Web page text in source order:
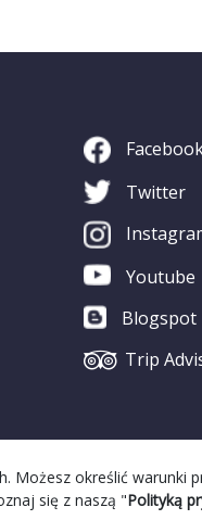
Możesz określić warunki
się z naszą "Polityką
Twitter
Youtube
Blogspot
Trip
|| Strona WCAG © 2022